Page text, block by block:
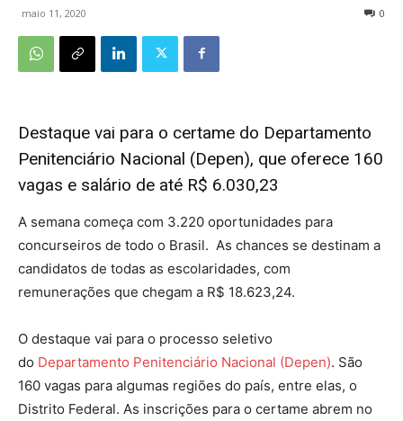
maio 11, 2020 0
Destaque vai para o certame do Departamento
Penitenciário Nacional (Depen), que oferece 160
vagas e salário de até R$ 6.030,23
A semana começa com 3.220 oportunidades para
concurseiros de todo o Brasil. As chances se destinam a
candidatos de todas as escolaridades, com
remunerações que chegam a R$ 18.623,24.
O destaque vai para o processo seletivo
do Departamento Penitenciário Nacional (Depen). São
160 vagas para algumas regiões do país, entre elas, o
Distrito Federal. As inscrições para o certame abrem no